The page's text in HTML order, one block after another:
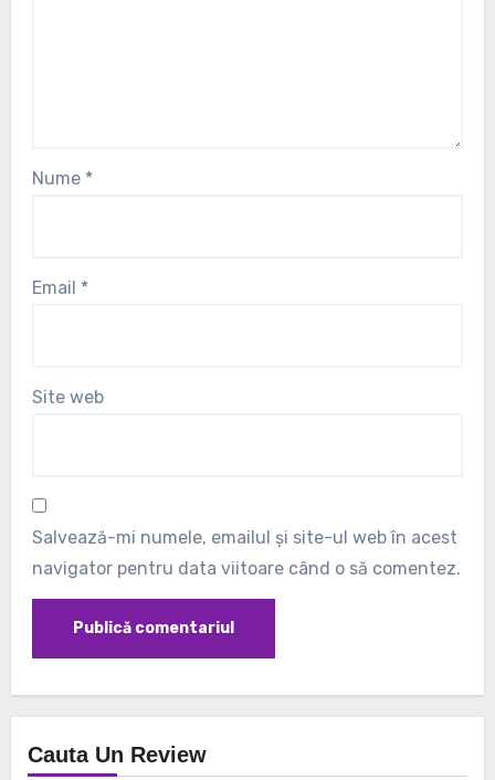
Nume *
Email *
Site web
Salvează-mi numele, emailul și site-ul web în acest
navigator pentru data viitoare când o să comentez.
Cauta Un Review